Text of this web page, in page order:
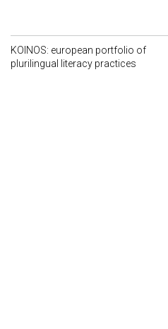
KOINOS: european portfolio of
plurilingual literacy practices